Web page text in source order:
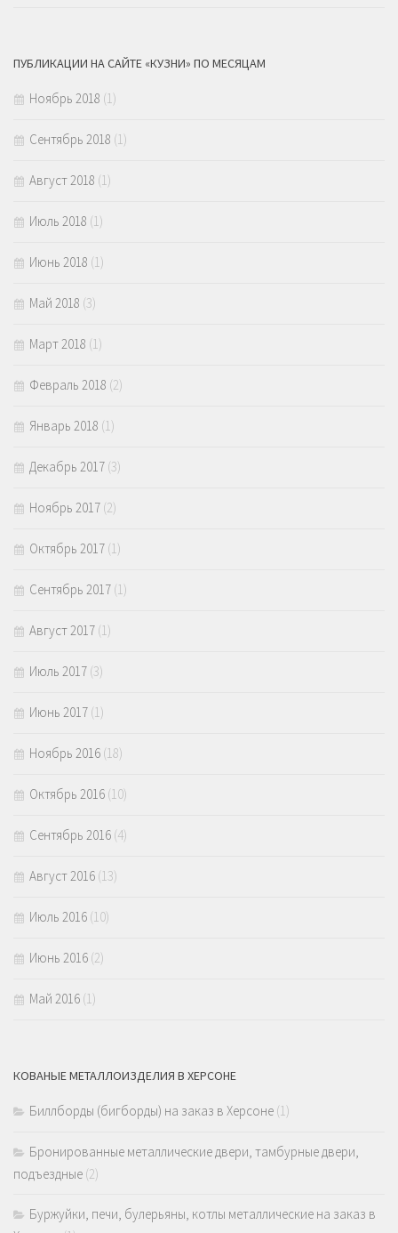
ПУБЛИКАЦИИ НА САЙТЕ «КУЗНИ» ПО МЕСЯЦАМ
Ноябрь 2018 (1)
Сентябрь 2018 (1)
Август 2018 (1)
Июль 2018 (1)
Июнь 2018 (1)
Май 2018 (3)
Март 2018 (1)
Февраль 2018 (2)
Январь 2018 (1)
Декабрь 2017 (3)
Ноябрь 2017 (2)
Октябрь 2017 (1)
Сентябрь 2017 (1)
Август 2017 (1)
Июль 2017 (3)
Июнь 2017 (1)
Ноябрь 2016 (18)
Октябрь 2016 (10)
Сентябрь 2016 (4)
Август 2016 (13)
Июль 2016 (10)
Июнь 2016 (2)
Май 2016 (1)
КОВАНЫЕ МЕТАЛЛОИЗДЕЛИЯ В ХЕРСОНЕ
Биллборды (бигборды) на заказ в Херсоне (1)
Бронированные металлические двери, тамбурные двери,
подъездные (2)
Буржуйки, печи, булерьяны, котлы металлические на заказ в